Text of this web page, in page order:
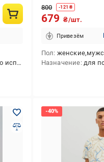
отдыха
800 -121 ₴
679 ₴/шт.
Привезём
Пол
Назначение для